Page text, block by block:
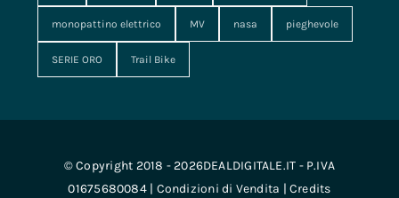
monopattino elettrico MV nasa pieghevole
SERIE ORO Trail Bike
© Copyright 2018 - 2026DEALDIGITALE.IT - P.IVA
01675680084 | Condizioni di Vendita | Credits